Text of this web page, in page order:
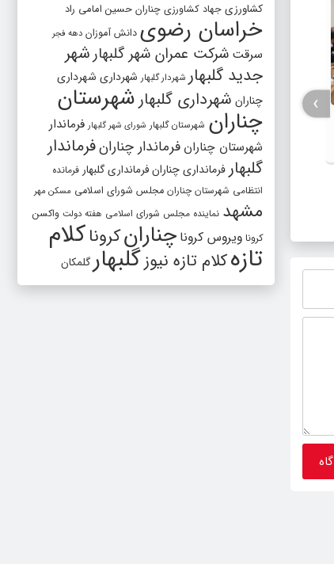
شورای اداری شهرستان گلبهار با محوریت
گرامیداشت پنجم مرداد و تجلیل از
خادمان عرصه نماز برگزار شد
›
کشاورزی جهاد کشاورزی چناران حسین امامی راد
خراسان رضوی دانش آموزان دهه فجر
سرقت شرکت عمران شهر گلبهارشهر
جدید گلبهار شهردار گلبهار شهرداری شهرداری
چناران شهرداری گلبهار شهرستان
چناران شهرستان گلبهار شورای شهر گلبهار فرماندار
شهرستان چناران فرماندار چنارانفرماندار
گلبهار فرمانداری چنارانفرمانداری گلبهار فرمانده
انتظامی شهرستان چناران مجلس شورای اسلامی مسکن مهر
مشهد نماینده مجلس شورای اسلامی هفته دولت واکسن
کرونا ویروس کرونا چنارانکروناکلام
تازهکلام تازه نیوزگلبهارگلمکان